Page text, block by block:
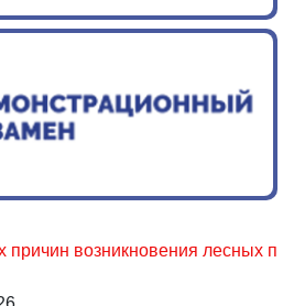
возникновения лесных